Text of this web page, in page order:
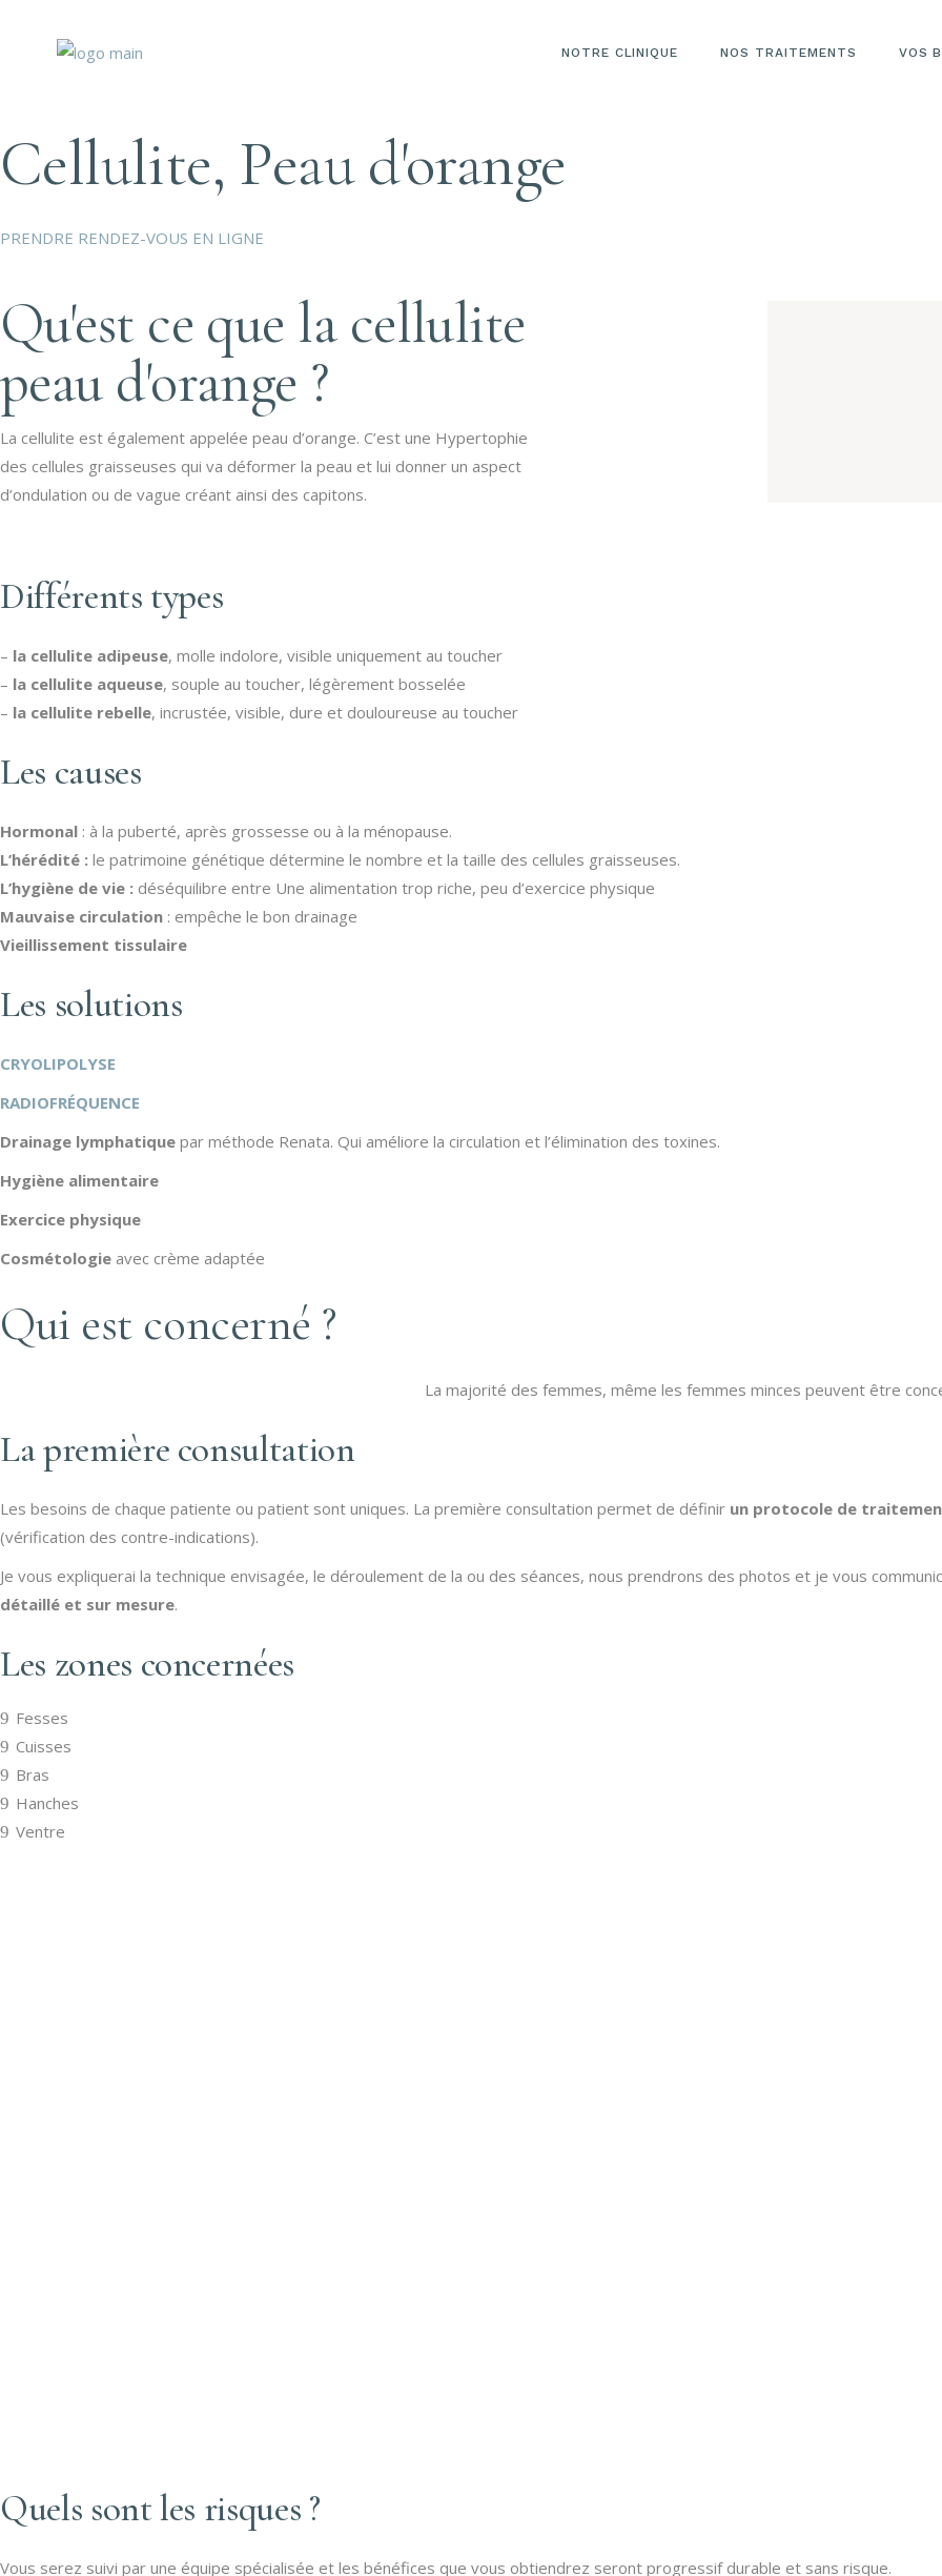
NOTRE CLINIQUE NOS TRAITEMENTS VOS
Cellulite, Peau d'orange
PRENDRE RENDEZ-VOUS EN LIGNE
Qu'est ce que la cellulite
peau d'orange ?
La cellulite est également appelée peau d’orange. C’est une Hypertophie
des cellules graisseuses qui va déformer la peau et lui donner un aspect
d’ondulation ou de vague créant ainsi des capitons.
Différents types
– la cellulite adipeuse, molle indolore, visible uniquement au toucher
– la cellulite aqueuse, souple au toucher, légèrement bosselée
– la cellulite rebelle, incrustée, visible, dure et douloureuse au toucher
Les causes
Hormonal : à la puberté, après grossesse ou à la ménopause.
L’hérédité : le patrimoine génétique détermine le nombre et la taille des cellules graisseuses.
L’hygiène de vie : déséquilibre entre Une alimentation trop riche, peu d’exercice physique
Mauvaise circulation : empêche le bon drainage
Vieillissement tissulaire
Les solutions
CRYOLIPOLYSE
RADIOFRÉQUENCE
Drainage lymphatique par méthode Renata. Qui améliore la circulation et l’élimination des toxines.
Hygiène alimentaire
Exercice physique
Cosmétologie avec crème adaptée
Qui est concerné ?
La majorité des femmes, même les femmes minces peuvent être
La première consultation
Les besoins de chaque patiente ou patient sont uniques. La première consultation permet de définir un protocole de
(vérification des contre-indications).
Je vous expliquerai la technique envisagée, le déroulement de la ou des séances, nous prendrons des photos et je vous
détaillé et sur mesure.
Les zones concernées
Fesses
Cuisses
Bras
Hanches
Ventre
Quels sont les risques ?
Vous serez suivi par une équipe spécialisée et les bénéfices que vous obtiendrez seront progressif durable et sans risque.